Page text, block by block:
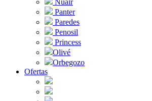
Panter
Paredes
Penosil
Princess
Olivé
Orbegozo
Ofertas